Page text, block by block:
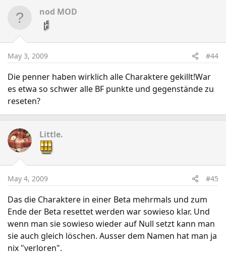
nod MOD
May 3, 2009 #44
Die penner haben wirklich alle Charaktere gekillt!War
es etwa so schwer alle BF punkte und gegenstände zu
reseten?
Little.
May 4, 2009 #45
Das die Charaktere in einer Beta mehrmals und zum
Ende der Beta resettet werden war sowieso klar. Und
wenn man sie sowieso wieder auf Null setzt kann man
sie auch gleich löschen. Ausser dem Namen hat man ja
nix "verloren".